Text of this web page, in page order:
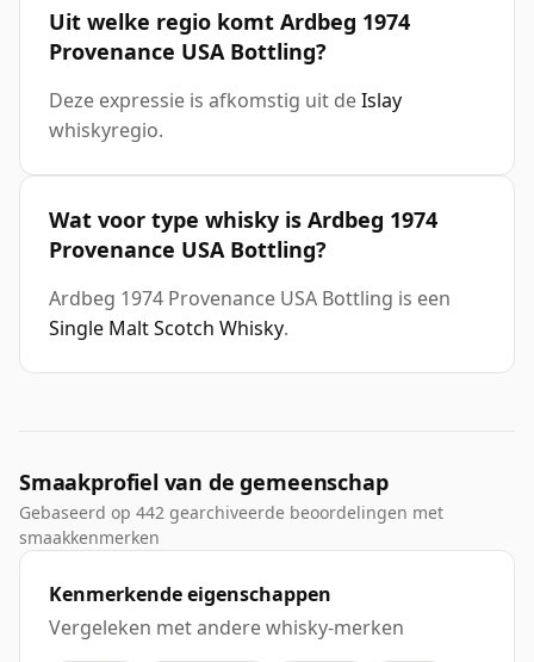
Uit welke regio komt Ardbeg 1974
Provenance USA Bottling?
Deze expressie is afkomstig uit deIslay
whiskyregio.
Wat voor type whisky is Ardbeg 1974
Provenance USA Bottling?
Ardbeg 1974 Provenance USA Bottling is een
Single Malt Scotch Whisky.
Smaakprofiel van de gemeenschap
Gebaseerd op 442 gearchiveerde beoordelingen met
smaakkenmerken
Kenmerkende eigenschappen
Vergeleken met andere whisky-merken